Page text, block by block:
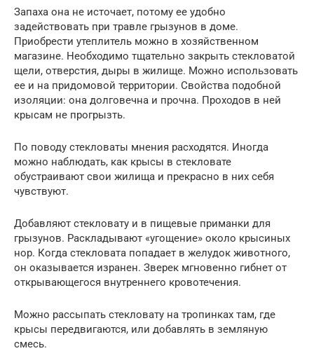
Запаха она не источает, потому ее удобно
задействовать при травле грызунов в доме.
Приобрести утеплитель можно в хозяйственном
магазине. Необходимо тщательно закрыть стекловатой
щели, отверстия, дыры в жилище. Можно использовать
ее и на придомовой территории. Свойства подобной
изоляции: она долговечна и прочна. Проходов в ней
крысам не прогрызть.
По поводу стекловаты мнения расходятся. Иногда
можно наблюдать, как крысы в стекловате
обустраивают свои жилища и прекрасно в них себя
чувствуют.
Добавляют стекловату и в пищевые приманки для
грызунов. Раскладывают «угощение» около крысиных
нор. Когда стекловата попадает в желудок животного,
он оказывается изранен. Зверек мгновенно гибнет от
открывающегося внутреннего кровотечения.
Можно рассыпать стекловату на тропинках там, где
крысы передвигаются, или добавлять в земляную
смесь.